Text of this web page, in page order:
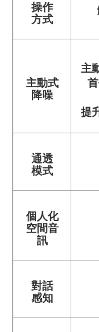
操作
方式
主動式
降噪
主
提
通透
模式
個人化
空間音
訊
對話
感知